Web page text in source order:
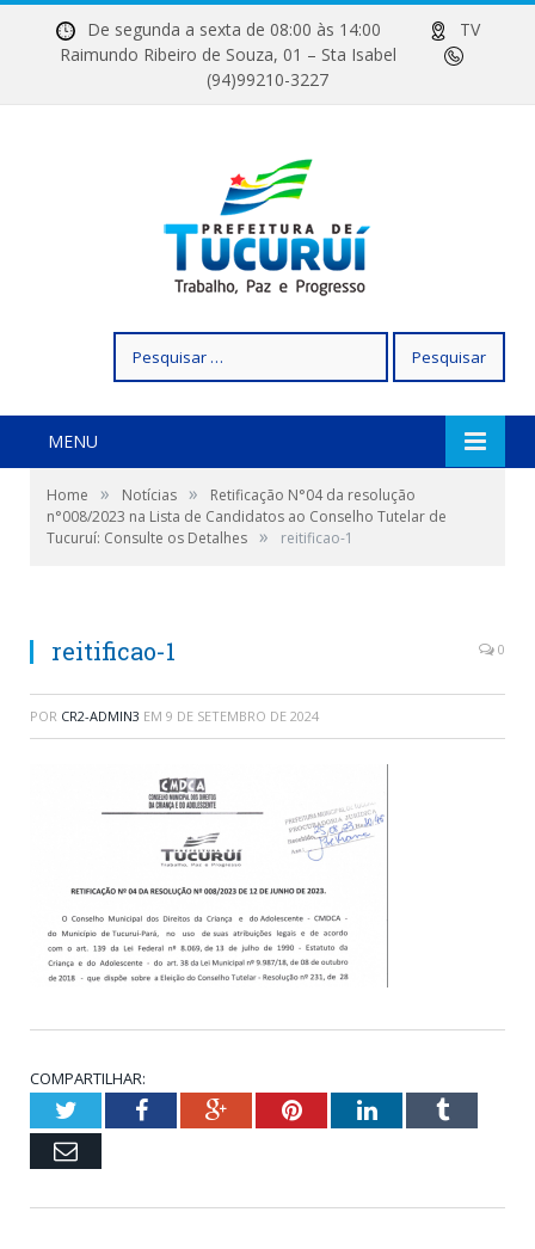
De segunda a sexta de 08:00 às 14:00
TV
Raimundo Ribeiro de Souza, 01 – Sta Isabel
(94)99210-3227
por:
MENU
Home » Notícias »
Retificação N°04 da resolução
n°008/2023 na Lista de Candidatos ao Conselho Tutelar de
Tucuruí: Consulte os Detalhes » reitificao-1
reitificao-1 0
POR CR2-ADMIN3 EM 9 DE SETEMBRO DE 2024
COMPARTILHAR:
TwitterFacebookGoogle+PinterestLinkedInTumblr
Email